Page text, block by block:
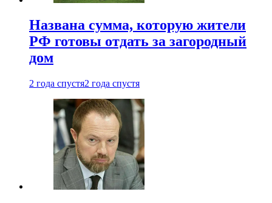
Названа сумма, которую жители
РФ готовы отдать за загородный
дом
2 года спустя2 года спустя